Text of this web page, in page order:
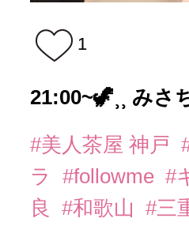
1
21:00~🦖⸒⸒ みさ
#美人茶屋 神戸
ラ
#followme #
良
#和歌山 #三